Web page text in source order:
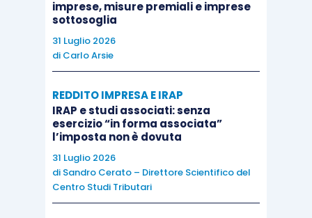
Legge 147/2013.
Per quanto riguarda, infine, l’istanza di rimborso,
si rileva che la stessa:
deve essere proposta, a norma
dell’articolo 1 Legge 296/2006
termine di cinque anni dal giorno del
versamento;
non richiede particolari formalità, potendo
imprese, misure premiali e imprese
sottosoglia
31 Luglio 2026
di Carlo Arsie
REDDITO IMPRESA E IRAP
IRAP e studi associati: senza
esercizio “in forma associata”
l’imposta non è dovuta
31 Luglio 2026
di Sandro Cerato – Direttore Scientifico del
Centro Studi Tributari